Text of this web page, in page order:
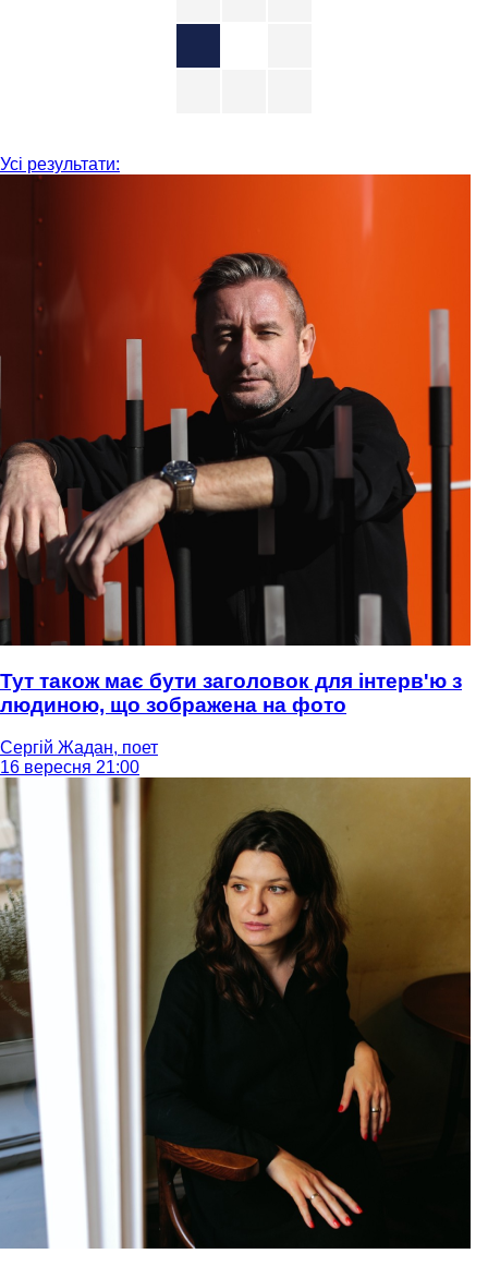
Усі результати:
Тут також має бути заголовок для інтерв'ю з
людиною, що зображена на фото
Сергій Жадан, поет
16 вересня 21:00